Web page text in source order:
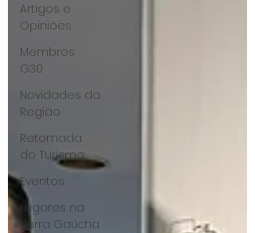
Artigos e
Opiniões
Membros
G30
Novidades da
Região
Retomada
do Turismo
Eventos
Lugares na
Serra Gaúcha